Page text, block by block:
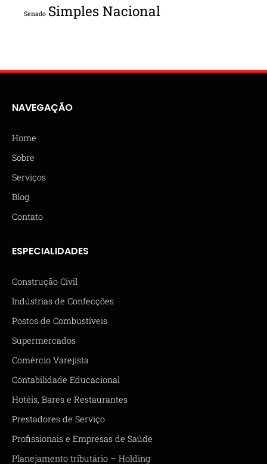
Senado Simples Nacional
NAVEGAÇÃO
Home
Sobre
Serviços
Blog
Contato
ESPECIALIDADES
Construção Civil
Indústrias de Confecções
Postos de Combustíveis
Supermercados
Comércio Varejista
Contabilidade Educacional
Hotéis, Bares e Restaurantes
Prestadores de Serviço
Profissionais e Empresas de Saúde
Planejamento tributário – Holding